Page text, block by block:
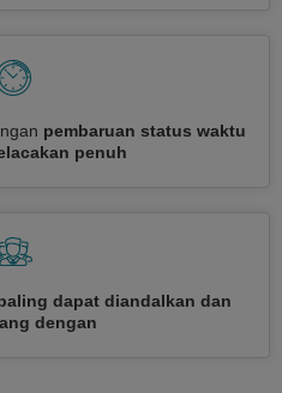
pembaruan status waktu
penuh
dapat diandalkan dan
dengan